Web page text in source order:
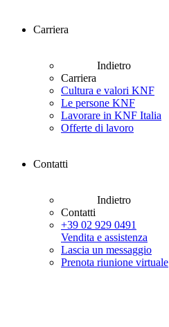
Carriera
Indietro
Carriera
Cultura e valori KNF
Le persone KNF
Lavorare in KNF Italia
Offerte di lavoro
Contatti
Indietro
Contatti
+39 02 929 0491
Vendita e assistenza
Lascia un messaggio
Prenota riunione virtuale